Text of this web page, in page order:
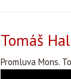
Tomáš
Promluva Mons.